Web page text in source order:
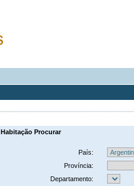
Habitação Procurar
País:
Província:
Departamento: